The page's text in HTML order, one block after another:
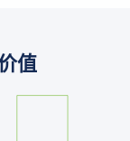
值